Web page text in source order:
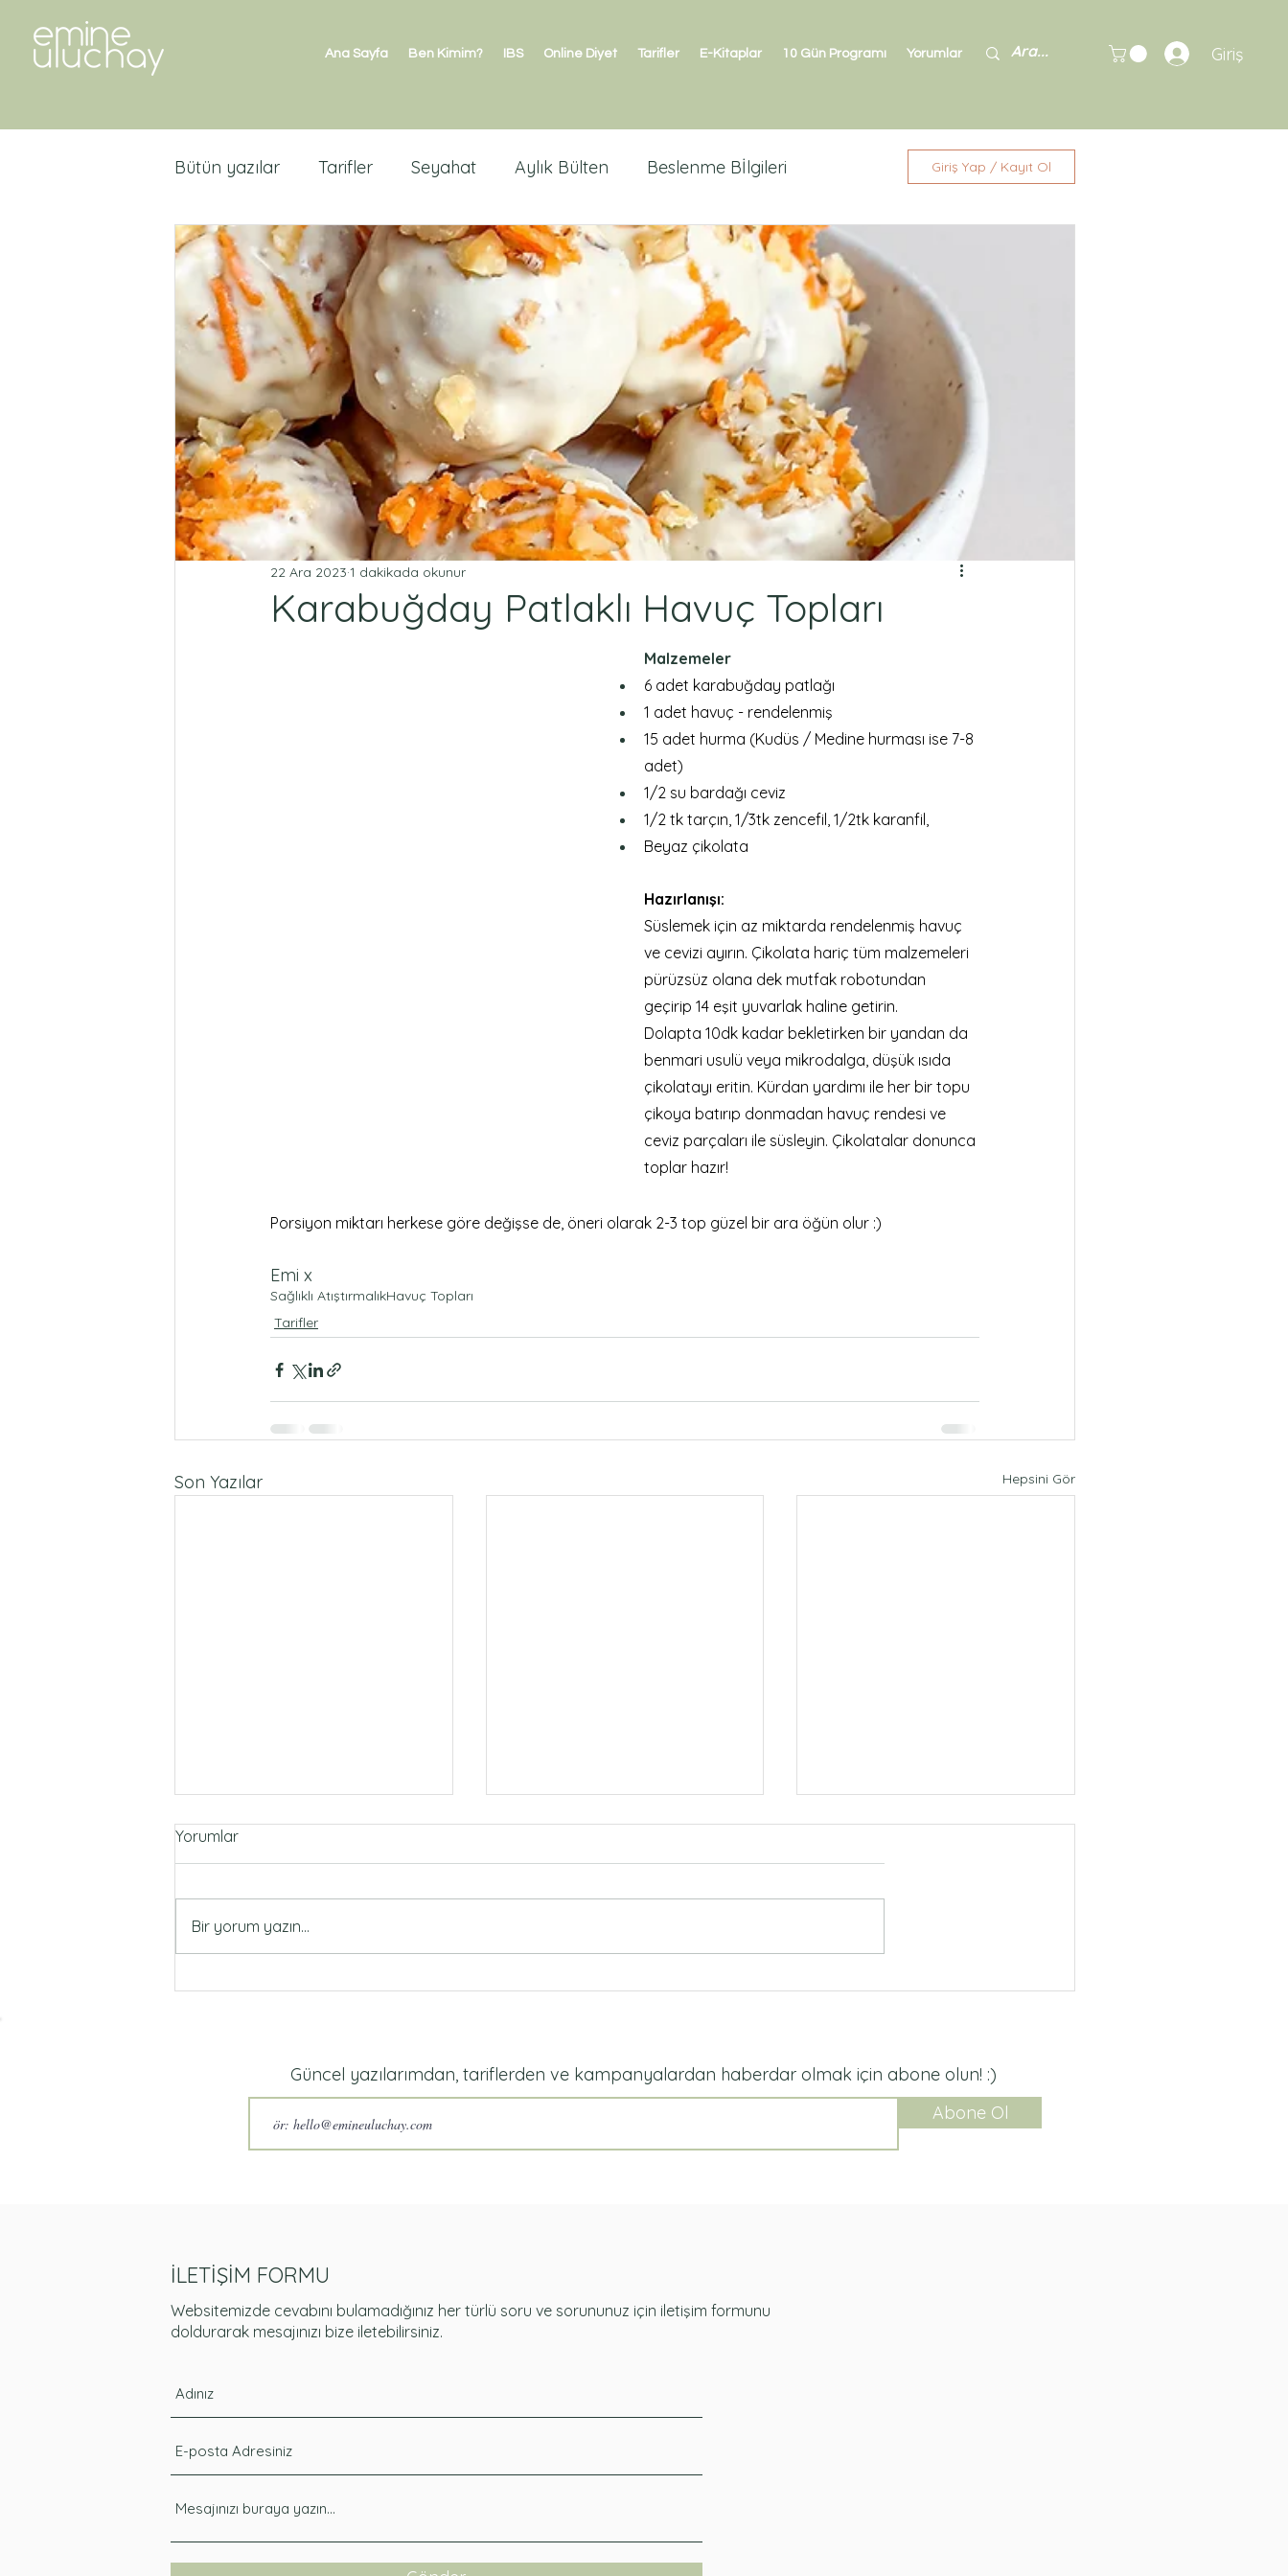
Ana Sayfa Ben Kimim? IBS Online Diyet Tarifler E-Kitaplar 10 Gün Programı Yorumlar Giriş
Bütün yazılar Tarifler Seyahat Aylık Bülten Beslenme Bİlgileri Giriş Yap / Kayıt Ol
Karabuğday Patlaklı Havuç Topları
22 Ara 2023 1 dakikada okunur
Malzemeler
6 adet karabuğday patlağı
1 adet havuç - rendelenmiş
15 adet hurma (Kudüs / Medine hurması ise 7-8
adet)
1/2 su bardağı ceviz
1/2 tk tarçın, 1/3tk zencefil, 1/2tk karanfil,
Beyaz çikolata
Hazırlanışı:
Süslemek için az miktarda rendelenmiş havuç
ve cevizi ayırın. Çikolata hariç tüm malzemeleri
pürüzsüz olana dek mutfak robotundan
geçirip 14 eşit yuvarlak haline getirin.
Dolapta 10dk kadar bekletirken bir yandan da
benmari usulü veya mikrodalga, düşük ısıda
çikolatayı eritin. Kürdan yardımı ile her bir topu
çikoya batırıp donmadan havuç rendesi ve
ceviz parçaları ile süsleyin. Çikolatalar donunca
toplar hazır!
Porsiyon miktarı herkese göre değişse de, öneri olarak 2-3 top güzel bir ara öğün olur :)
Emi x
Sağlıklı AtıştırmalıkHavuç Topları
Tarifler
Son Yazılar Hepsini Gör
Yorumlar
Bir yorum yazın...
Güncel yazılarımdan, tariflerden ve kampanyalardan haberdar olmak için abone olun! :)
Abone Ol
İLETİŞİM FORMU
Websitemizde cevabını bulamadığınız her türlü soru ve sorununuz için iletişim formunu
doldurarak mesajınızı bize iletebilirsiniz.